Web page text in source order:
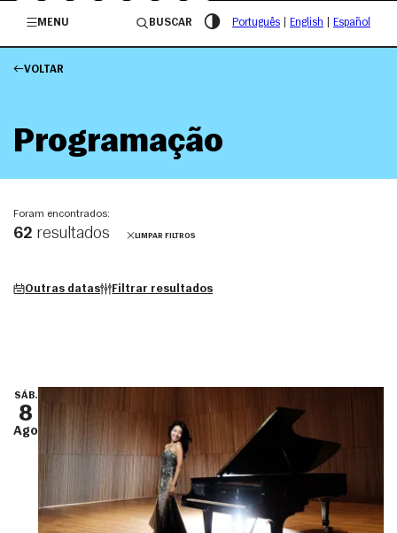
/governosp
MENU
BUSCAR Português English Español
VOLTAR
Programação
Foram encontrados:
62 resultados LIMPAR FILTROS
Outras datas Filtrar resultados
SÁB.
8
Ago